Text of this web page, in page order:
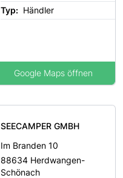
Typ: Händler
Google Maps öffnen
SEECAMPER GMBH
Im Branden 10
88634 Herdwangen-
Schönach